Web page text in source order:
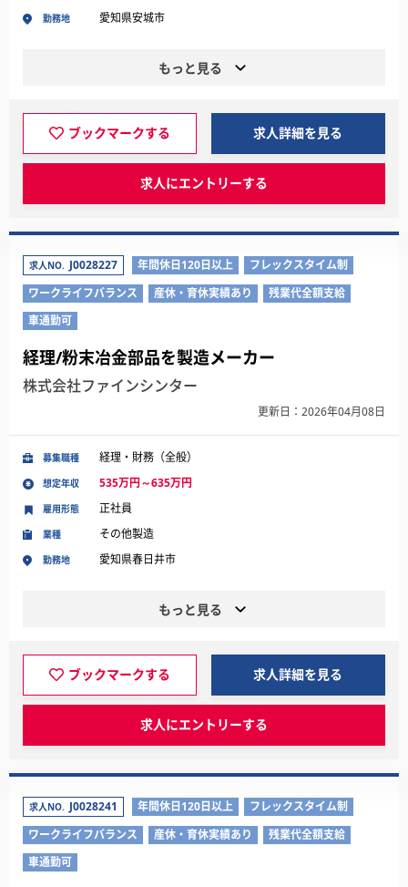
勤務地 愛知県安城市
もっと見る
ブックマークする 求人詳細を見る
求人にエントリーする
求人NO. J0028227 年間休日120日以上
フレックスタイム制
ワークライフバランス
産休・育休実績あり
残業代全額支給
車通勤可
経理/粉末冶金部品を製造メーカー
株式会社ファインシンター
更新日：2026年04月08日
募集職種 経理・財務（全般）
想定年収 535万円～635万円
業種 その他製造
勤務地 愛知県春日井市
雇用形態 正社員
もっと見る
ブックマークする 求人詳細を見る
求人にエントリーする
求人NO. J0028241 年間休日120日以上
フレックスタイム制
ワークライフバランス
産休・育休実績あり
残業代全額支給
車通勤可